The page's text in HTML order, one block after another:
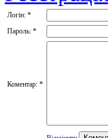
Логін: *
Пароль: *
Коментар: *